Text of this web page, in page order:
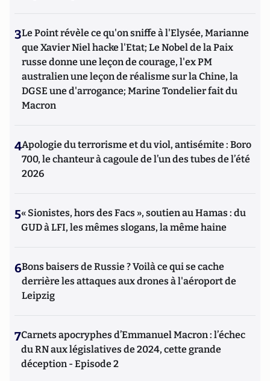
3Le Point révèle ce qu'on sniffe à l'Elysée, Marianne
que Xavier Niel hacke l'Etat; Le Nobel de la Paix
russe donne une leçon de courage, l'ex PM
australien une leçon de réalisme sur la Chine, la
DGSE une d'arrogance; Marine Tondelier fait du
Macron
4Apologie du terrorisme et du viol, antisémite : Boro
700, le chanteur à cagoule de l’un des tubes de l’été
2026
5« Sionistes, hors des Facs », soutien au Hamas : du
GUD à LFI, les mêmes slogans, la même haine
6Bons baisers de Russie ? Voilà ce qui se cache
derrière les attaques aux drones à l'aéroport de
Leipzig
7Carnets apocryphes d’Emmanuel Macron : l’échec
du RN aux législatives de 2024, cette grande
déception - Episode 2